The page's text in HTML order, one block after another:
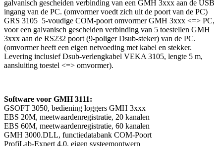
galvanisch gescheiden verbinding van een GMH 3xxx aan de USB
ingang van de PC. (omvormer voedt zich uit de poort van de PC)
GRS 3105 5-voudige COM-poort omvormer GMH 3xxx <=> PC,
voor een galvanisch gescheiden verbinding van 5 toestellen GMH
3xxx aan de RS232 poort (9-poliger Dsub-steker) van de PC.
(omvormer heeft een eigen netvoeding met kabel en stekker.
Levering inclusief Dsub-verlengkabel VEKA 3105, lengte 5 m,
aansluiting toestel <=> omvormer).
Software voor GMH 3111:
GSOFT 3050, bediening loggers GMH 3xxx
EBS 20M, meetwaardenregistratie, 20 kanalen
EBS 60M, meetwaardenregistratie, 60 kanalen
GMH 3000.DLL, functiedatabank COM-Poort
ProfiLab-Expert 4.0, eigen systeemontwerp